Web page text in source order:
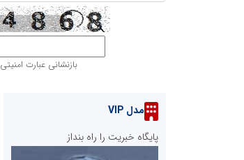
بازنشانی عبارت امنیتی
مدل VIP
پایگاه خبریت را راه بنداز